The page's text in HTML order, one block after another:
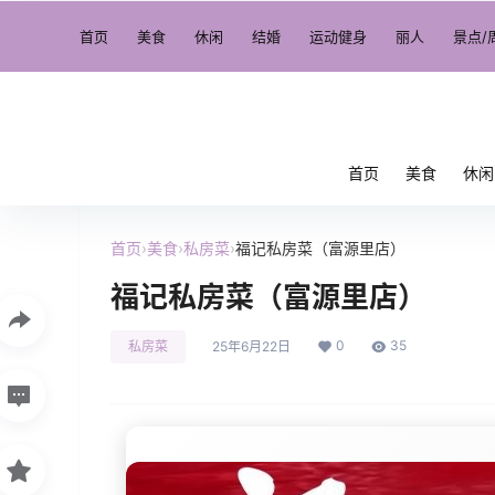
首页 美食 休闲 结婚 运动健身 丽人 景点/
首页 美食 休闲
首页›美食›私房菜›福记私房菜（富源里店）
福记私房菜（富源里店）
私房菜 25年6月22日 0 35